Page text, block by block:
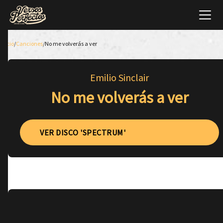
Inicio/Canciones/No me volverás a ver
Emilio Sinclair
No me volverás a ver
VER DISCO 'SPECTRUM'